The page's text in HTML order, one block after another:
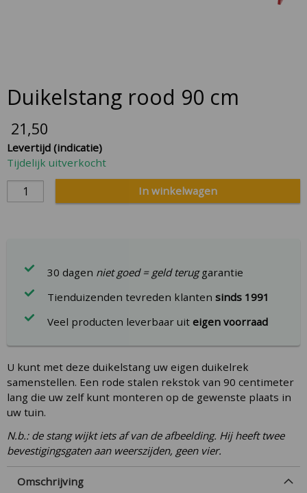
Duikelstang rood 90 cm
21,50
Levertijd (indicatie)
Tijdelijk uitverkocht
In winkelwagen
30 dagen niet goed = geld teruggarantie
Tienduizenden tevreden klantensinds 1991
Veel producten leverbaar uiteigen voorraad
U kunt met deze duikelstang uw eigen duikelrek
samenstellen. Een rode stalen rekstok van 90 centimeter
lang die uw zelf kunt monteren op de gewenste plaats in
uw tuin.
N.b.: de stang wijkt iets af van de afbeelding. Hij heeft twee
bevestigingsgaten aan weerszijden, geen vier.
Skip
to
beginning
of
the
images
gallery
Omschrijving